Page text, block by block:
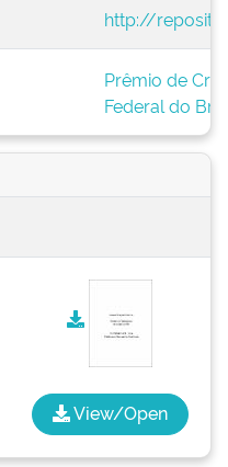
http://
Prêmio de
Federal do
View/Open